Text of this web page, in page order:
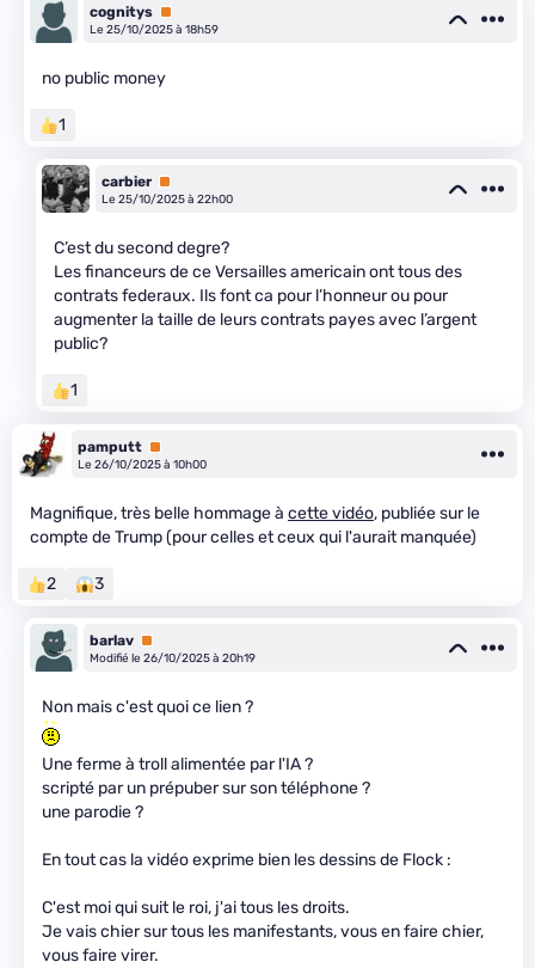
cognitys Premium
Le 25/10/2025 à 18h59
no public money
1
carbier Premium
Le 25/10/2025 à 22h00
C’est du second degre?
Les financeurs de ce Versailles americain ont tous des
contrats federaux. Ils font ca pour l’honneur ou pour
augmenter la taille de leurs contrats payes avec l’argent
public?
1
pamputt Premium
Le 26/10/2025 à 10h00
Magnifique, très belle hommage à cette vidéo, publiée sur le
compte de Trump (pour celles et ceux qui l'aurait manquée)
2 3
barlav Premium
Modifié le 26/10/2025 à 20h19
Non mais c'est quoi ce lien ?
Une ferme à troll alimentée par l'IA ?
scripté par un prépuber sur son téléphone ?
une parodie ?
En tout cas la vidéo exprime bien les dessins de Flock :
C'est moi qui suit le roi, j'ai tous les droits.
Je vais chier sur tous les manifestants, vous en faire chier,
vous faire virer.